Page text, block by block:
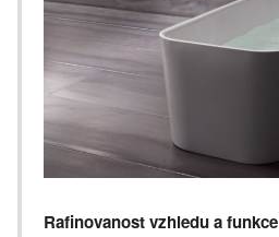
Rafinovanost vzhledu a funkce